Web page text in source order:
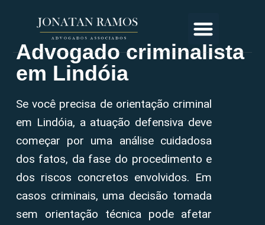
Advogado criminalista
em Lindóia
Se você precisa de orientação criminal
em Lindóia, a atuação defensiva deve
começar por uma análise cuidadosa
dos fatos, da fase do procedimento e
dos riscos concretos envolvidos. Em
casos criminais, uma decisão tomada
sem orientação técnica pode afetar